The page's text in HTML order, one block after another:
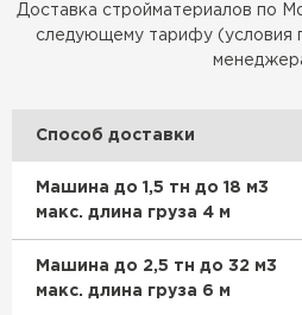
Доставка стройматериалов по
следующему тарифу (условия
Способ доставки
Машина до 1,5 тн до 18 м3
макс. длина груза 4 м
Машина до 2,5 тн до 32 м3
макс. длина груза 6 м